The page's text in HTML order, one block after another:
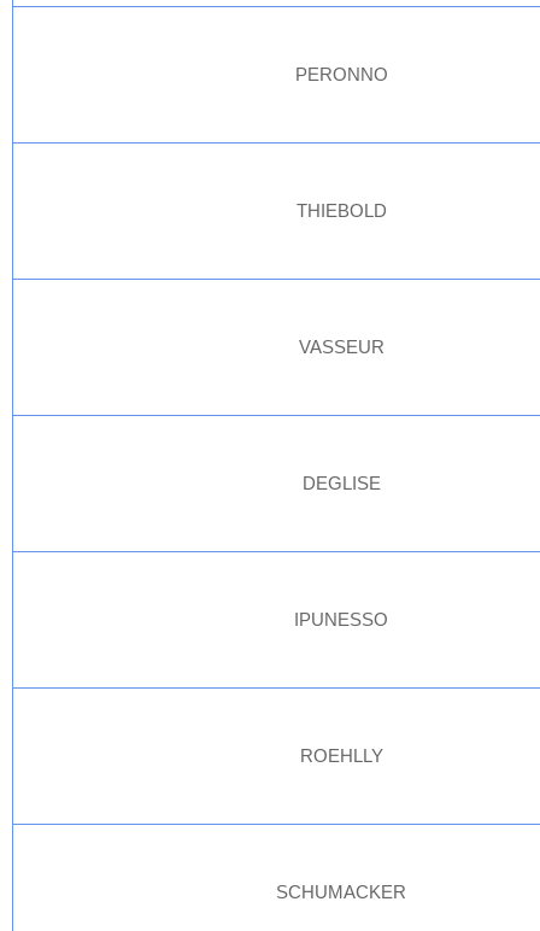
PERONNO
THIEBOLD
VASSEUR
DEGLISE
IPUNESSO
ROEHLLY
SCHUMACKER